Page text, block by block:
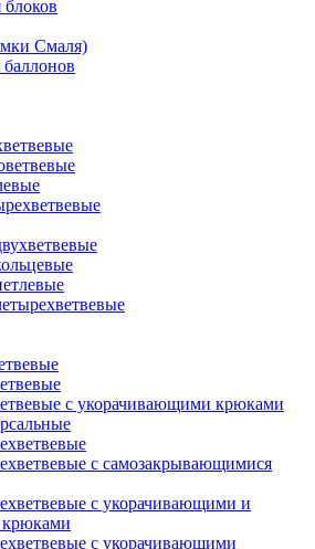
Смаля)
с укорачивающими крюками
с самозакрывающимися
с укорачивающими и
с укорачивающими